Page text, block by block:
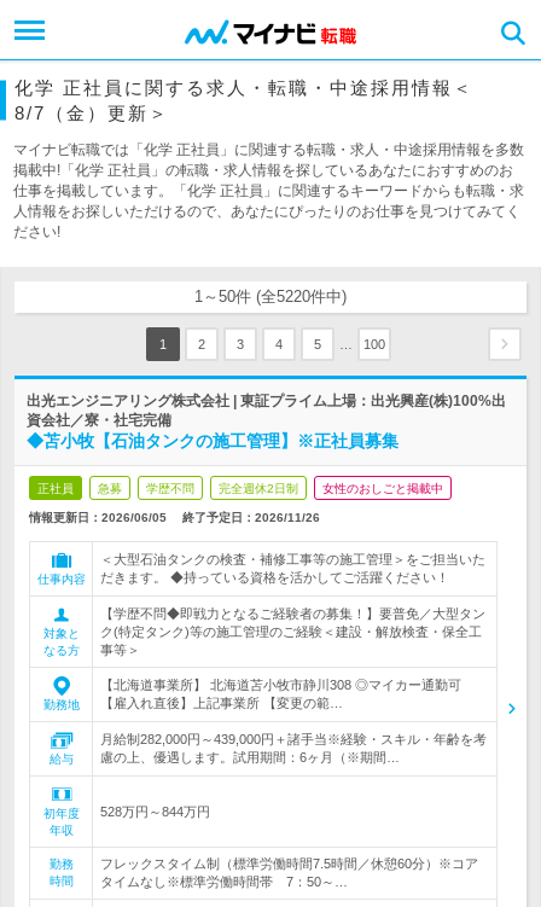
化学 正社員に関する求人・転職・中途採用情報＜
8/7（金）更新＞
マイナビ転職では「化学 正社員」に関連する転職・求人・中途採用情報を多数
掲載中!「化学 正社員」の転職・求人情報を探しているあなたにおすすめのお
仕事を掲載しています。「化学 正社員」に関連するキーワードからも転職・求
人情報をお探しいただけるので、あなたにぴったりのお仕事を見つけてみてく
ださい!
1～50件 (全5220件中)
1 2 3 4 5 100
出光エンジニアリング株式会社 | 東証プライム上場：出光興産(株)100%出
資会社／寮・社宅完備
◆苫小牧【石油タンクの施工管理】※正社員募集
正社員 急募 学歴不問 完全週休2日制 女性のおしごと掲載中
情報更新日：2026/06/05 終了予定日： 2026/11/26
仕事内容
＜大型石油タンクの検査・補修工事等の施工管理＞をご担当いた
だきます。 ◆持っている資格を活かしてご活躍ください！
対象と
なる方
【学歴不問◆即戦力となるご経験者の募集！】要普免／大型タン
ク(特定タンク)等の施工管理のご経験＜建設・解放検査・保全工
事等＞
勤務地
【北海道事業所】 北海道苫小牧市静川308 ◎マイカー通勤可
【雇入れ直後】上記事業所 【変更の範…
給与
月給制282,000円～439,000円＋諸手当※経験・スキル・年齢を考
慮の上、優遇します。試用期間：6ヶ月（※期間…
初年度
年収
528万円～844万円
勤務
時間
フレックスタイム制（標準労働時間7.5時間／休憩60分）※コア
タイムなし※標準労働時間帯 7：50～…